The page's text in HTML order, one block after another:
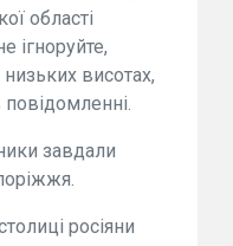
області
ігноруйте,
висотах,
завдали
росіяни